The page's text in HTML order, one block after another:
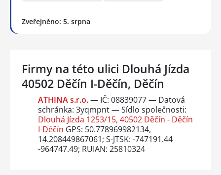
Zveřejněno: 5. srpna
Firmy na této ulici Dlouhá Jízda
40502 Děčín I-Děčín, Děčín
ATHINA s.r.o.— IČ: 08839077 — Datová
schránka: 3yqmpnt — Sídlo společnosti:
Dlouhá Jízda 1253/15, 40502 Děčín - Děčín
I-Děčín GPS: 50.778969982134,
14.208449867061; S-JTSK: -747191.44
-964747.49; RUIAN: 25810324